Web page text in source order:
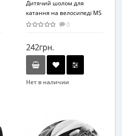
1(Violet)
Дитячий шолом для
катання на велосипеді MS
0013-1 з вентиляцією
0
242грн.
Нет в наличии
Аксессуары